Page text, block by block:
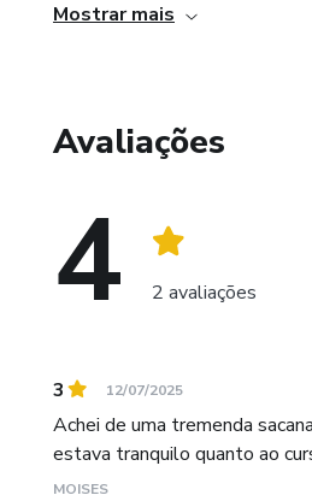
Mostrar mais
Avaliações
4 2 avaliações
3 12/07/2025
Achei de uma tremenda
estava tranquilo quanto ao
MOISES